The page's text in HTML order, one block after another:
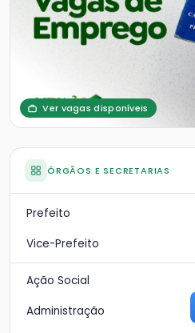
Ver vagas disponíveis
ÓRGÃOS E SECRETARIAS
Prefeito
Vice-Prefeito
Ação Social
Administração